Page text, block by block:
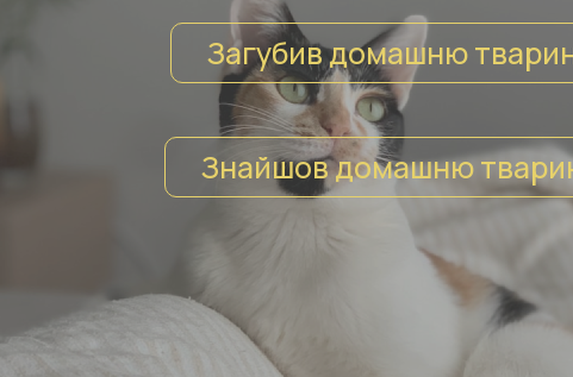
Загубив домашню
Знайшов домашню